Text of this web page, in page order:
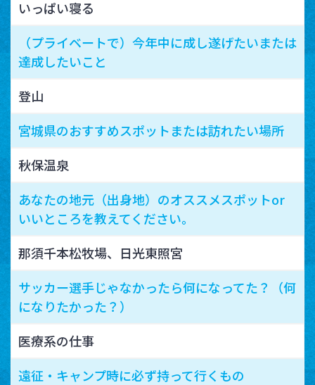
いっぱい寝る
（プライベートで）今年中に成し遂げたいまたは
達成したいこと
登山
宮城県のおすすめスポットまたは訪れたい場所
秋保温泉
あなたの地元（出身地）のオススメスポットor
いいところを教えてください。
那須千本松牧場、日光東照宮
サッカー選手じゃなかったら何になってた？（何
になりたかった？）
医療系の仕事
遠征・キャンプ時に必ず持って行くもの